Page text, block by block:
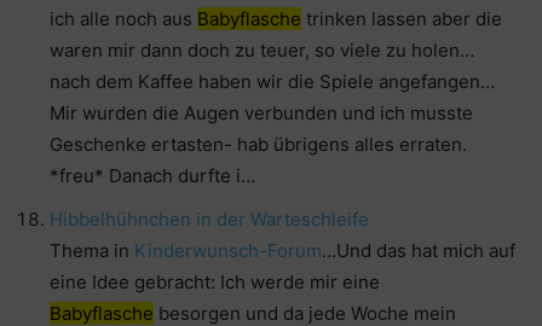
ich alle noch aus Babyflasche trinken lassen aber die
waren mir dann doch zu teuer, so viele zu holen…
nach dem Kaffee haben wir die Spiele angefangen…
Mir wurden die Augen verbunden und ich musste
Geschenke ertasten- hab übrigens alles erraten.
*freu* Danach durfte i…
Hibbelhühnchen in der Warteschleife
Thema in Kinderwunsch-Forum…Und das hat mich auf
eine Idee gebracht: Ich werde mir eine
Babyflasche besorgen und da jede Woche mein